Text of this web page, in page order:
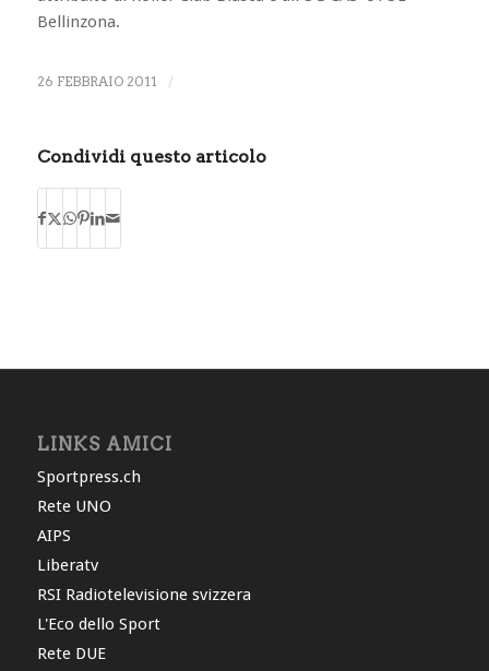
Bellinzona.
26 FEBBRAIO 2011 /
Condividi questo articolo
LINKS AMICI
Sportpress.ch
Rete UNO
AIPS
Liberatv
RSI Radiotelevisione svizzera
L'Eco dello Sport
Rete DUE